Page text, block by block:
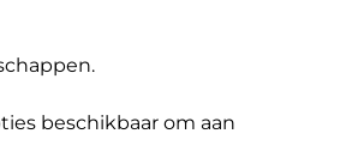
beschikbaar om aan